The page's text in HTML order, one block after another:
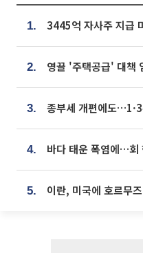
1.
2.
3.
4. 바다 태운 폭염에…회
5.